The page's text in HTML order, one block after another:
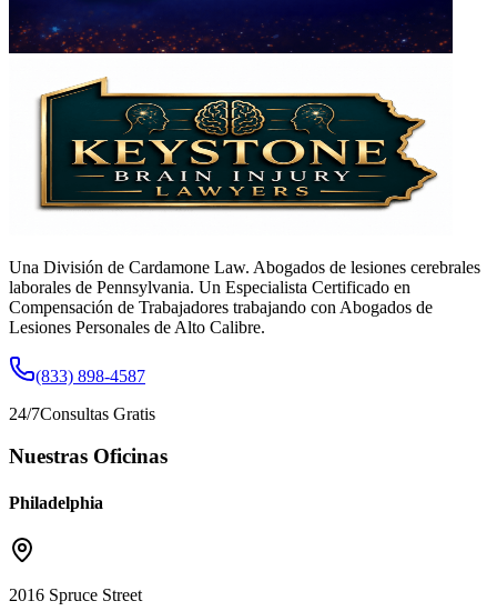
Una División de Cardamone Law. Abogados de lesiones cerebrales
laborales de Pennsylvania. Un Especialista Certificado en
Compensación de Trabajadores trabajando con Abogados de
Lesiones Personales de Alto Calibre.
(833) 898-4587
24/7Consultas Gratis
Nuestras Oficinas
Philadelphia
2016 Spruce Street